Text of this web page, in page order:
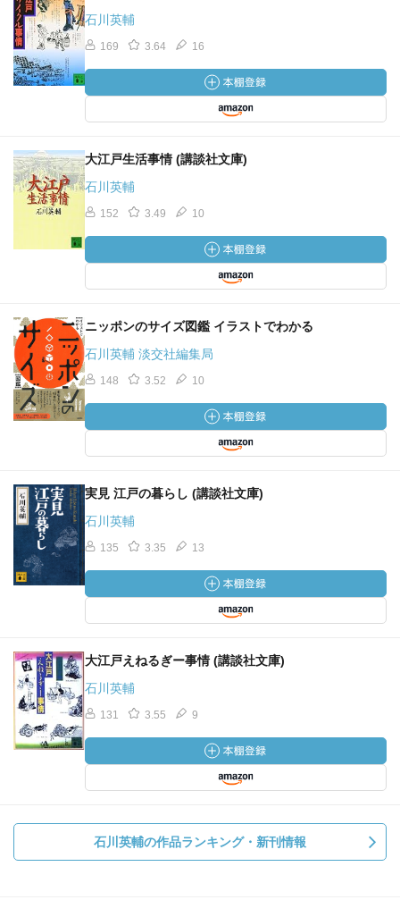
石川英輔
169 3.64 16
大江戸生活事情 (講談社文庫)
石川英輔
152 3.49 10
ニッポンのサイズ図鑑 イラストでわかる
石川英輔 淡交社編集局
148 3.52 10
実見 江戸の暮らし (講談社文庫)
石川英輔
135 3.35 13
大江戸えねるぎー事情 (講談社文庫)
石川英輔
131 3.55 9
石川英輔の作品ランキング・新刊情報